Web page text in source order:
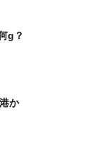
g？
か